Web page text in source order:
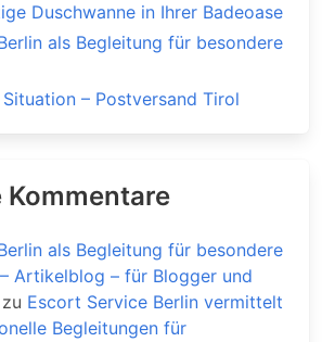
Duschwanne in Ihrer Badeoase
als Begleitung für besondere
– Postversand Tirol
Kommentare
als Begleitung für besondere
Artikelblog – für Blogger und
zu Escort Service Berlin vermittelt
Begleitungen für